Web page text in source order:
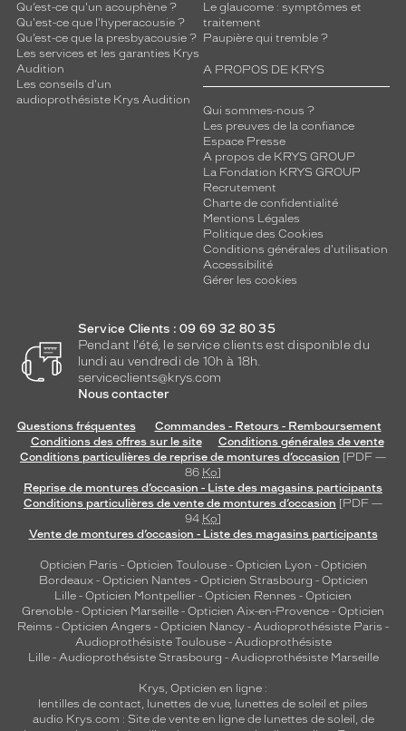
Qu’est-ce qu'un acouphène ?
Qu'est-ce que l'hyperacousie ?
Qu’est-ce que la presbyacousie ?
Les services et les garanties Krys
Audition
Les conseils d'un
audioprothésiste Krys Audition
Le glaucome : symptômes et
traitement
Paupière qui tremble ?
A PROPOS DE KRYS
Qui sommes-nous ?
Les preuves de la confiance
Espace Presse
A propos de KRYS GROUP
La Fondation KRYS GROUP
Recrutement
Charte de confidentialité
Mentions Légales
Politique des Cookies
Conditions générales d'utilisation
Accessibilité
Gérer les cookies
Service Clients : 09 69 32 80 35
Pendant l'été, le service clients est disponible du
lundi au vendredi de 10h à 18h.
serviceclients@krys.com
Nous contacter
Questions fréquentes
Commandes - Retours - Remboursement
Conditions des offres sur le site
Conditions générales de vente
Conditions particulières de reprise de montures d’occasion [PDF —
86 Ko]
Reprise de montures d’occasion - Liste des magasins participants
Conditions particulières de vente de montures d’occasion [PDF —
94 Ko]
Vente de montures d’occasion - Liste des magasins participants
Opticien Paris - Opticien Toulouse- Opticien Lyon - Opticien
Bordeaux- Opticien Nantes - Opticien Strasbourg - Opticien
Lille - Opticien Montpellier - Opticien Rennes - Opticien
Grenoble - Opticien Marseille - Opticien Aix-en-Provence - Opticien
Reims - Opticien Angers - Opticien Nancy - Audioprothésiste Paris -
Audioprothésiste Toulouse- Audioprothésiste
Lille- Audioprothésiste Strasbourg - Audioprothésiste Marseille
Krys, Opticien en ligne :
lentilles de contact, lunettes de vue, lunettes de soleil et piles
audio Krys.com : Site de vente en ligne de lunettes de soleil, de